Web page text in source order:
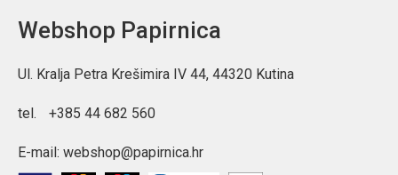
Webshop Papirnica
Ul. Kralja Petra Krešimira IV 44, 44320 Kutina
tel. +385 44 682 560
E-mail: webshop@papirnica.hr